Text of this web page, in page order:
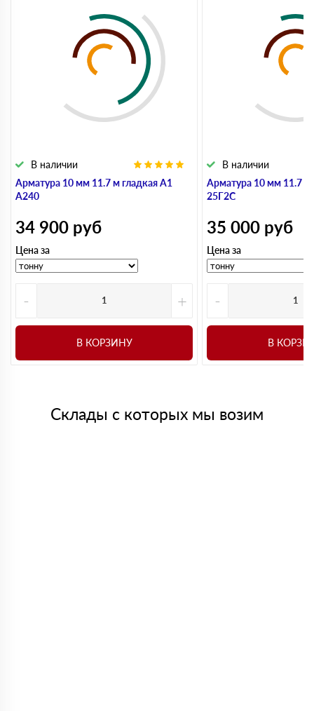
Арматура 10 мм 11.7 м гладкая А1
А240
В наличии
34 900 руб
Цена за
- +
В КОРЗИНУ
Арматура 10 мм 11.7 м
25Г2С
В наличии
35 000 руб
Цена за
-
В
Склады с которых мы возим